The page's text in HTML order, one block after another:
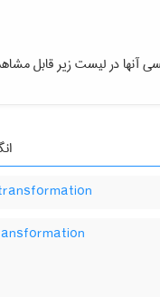
آنها در لیست زیر قابل